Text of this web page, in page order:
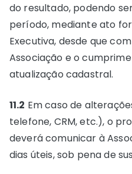
do resultado, podendo
período, mediante ato
Executiva, desde que
Associação e o
atualização cadastral.
11.2 Em caso de
telefone, CRM, etc.), o
deverá comunicar à
dias úteis, sob pena de